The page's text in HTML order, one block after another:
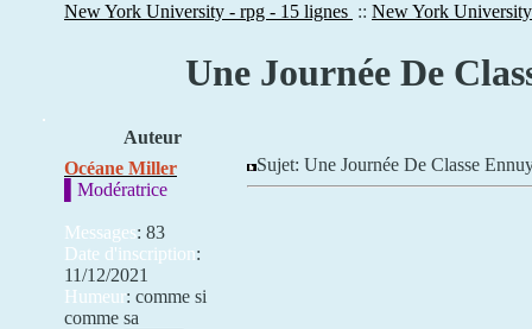
New York University - rpg - 15 lignes :: New York University
Une Journée De
Auteur
Océane Miller
▌Modératrice
Messages: 83
Date d'inscription:
11/12/2021
Humeur: comme si
comme sa
Sujet: Une Journée De Classe